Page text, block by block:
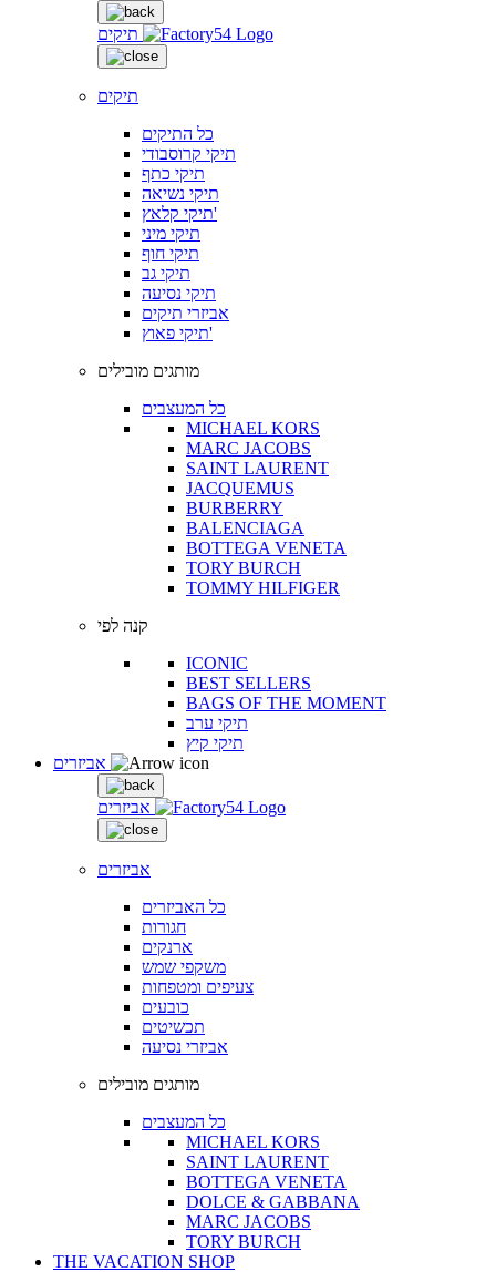
תיקים
תיקים
כל התיקים
תיקי קרוסבודי
תיקי כתף
תיקי נשיאה
תיקי קלאץ'
תיקי מיני
תיקי חוף
תיקי גב
תיקי נסיעה
אביזרי תיקים
תיקי פאוץ'
מותגים מובילים
כל המעצבים
MICHAEL KORS
MARC JACOBS
SAINT LAURENT
JACQUEMUS
BURBERRY
BALENCIAGA
BOTTEGA VENETA
TORY BURCH
TOMMY HILFIGER
קנה לפי
ICONIC
BEST SELLERS
BAGS OF THE MOMENT
תיקי ערב
תיקי קיץ
אביזרים
אביזרים
כל האביזרים
חגורות
ארנקים
משקפי שמש
צעיפים ומטפחות
כובעים
תכשיטים
אביזרי נסיעה
מותגים מובילים
כל המעצבים
MICHAEL KORS
SAINT LAURENT
BOTTEGA VENETA
DOLCE & GABBANA
MARC JACOBS
TORY BURCH
THE VACATION SHOP